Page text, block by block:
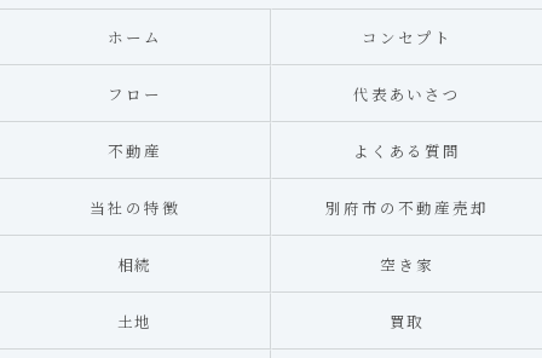
ホーム コンセプト
フロー 代表あいさつ
不動産 よくある質問
当社の特徴 別府市の不動産売却
相続 空き家
土地 買取